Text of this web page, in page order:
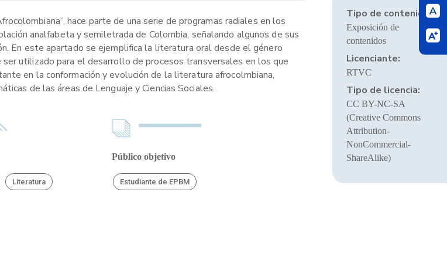
hace parte de una serie de programas radiales en los
analfabeta y semiletrada de Colombia, señalando algunos de sus
En este apartado se ejemplifica la literatura oral desde el género
utilizado para el desarrollo de procesos transversales en los que
en la conformación y evolución de la literatura afrocolmbiana,
de las áreas de Lenguaje y Ciencias Sociales.
Literatura
Público objetivo
Estudiante de EPBM
Tipo de contenido:
Exposición de
contenidos
Licenciante:
RTVC
Tipo de licencia:
CC BY-NC-SA
(Creative Commons
Attribution-
NonCommercial-
ShareAlike)